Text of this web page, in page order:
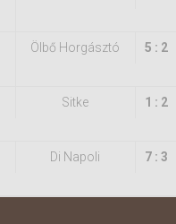
Ölbő Horgásztó 5 : 2
Sitke 1 : 2
Di Napoli 7 : 3